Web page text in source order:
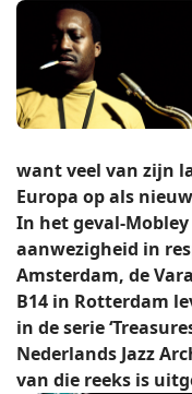
want veel van zijn
Europa op als
In het geval-
aanwezigheid in
Amsterdam, de
B14 in Rotterdam
in de serie
Nederlands Jazz
van die reeks is